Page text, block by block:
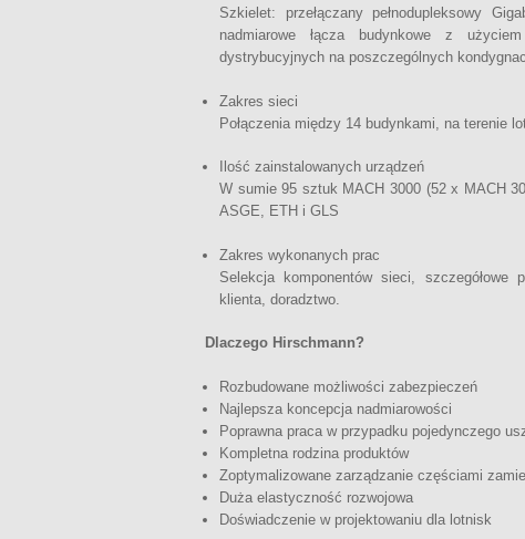
Szkielet: przełączany pełnodupleksowy
nadmiarowe łącza budynkowe z
dystrybucyjnych na poszczególnych
Zakres sieci
Połączenia między 14 budynkami, na terenie
Ilość zainstalowanych urządzeń
W sumie 95 sztuk MACH 3000 (52 x MACH
ASGE, ETH i GLS
Zakres wykonanych prac
Selekcja komponentów sieci, szczegółowe
klienta, doradztwo.
Dlaczego Hirschmann?
Rozbudowane możliwości zabezpieczeń
Najlepsza koncepcja nadmiarowości
Poprawna praca w przypadku pojedynczego
Kompletna rodzina produktów
Zoptymalizowane zarządzanie częściami
Duża elastyczność rozwojowa
Doświadczenie w projektowaniu dla lotnisk